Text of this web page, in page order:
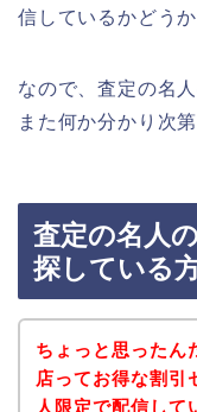
信しているかどう
なので、査定の名
また何か分かり次
査定の名人
探している
ちょっと思ったん
店ってお得な割引
人限定で配信して